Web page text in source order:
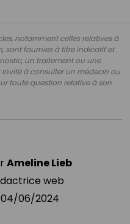
notamment celles relatives à
sont fournies à titre indicatif et
un traitement ou une
à consulter un médecin ou
toute question relative à son
Ameline Lieb
web
04/06/2024